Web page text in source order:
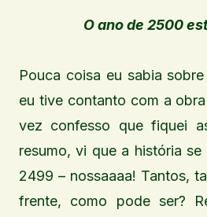
O ano de 2500
Pouca coisa eu sabia
eu tive contanto com a
vez confesso que fiquei
resumo, vi que a história
2499 – nossaaaa! Tantos,
frente, como pode ser?